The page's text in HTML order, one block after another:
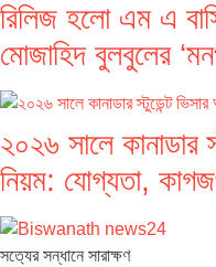
রিলিজ হলো এম এ
মোজাহিদ বুলবুলের
২০২৬ সালে কানাডার
নিয়ম: যোগ্যতা,
সত‌্যের সন্ধানে সারাক্ষণ